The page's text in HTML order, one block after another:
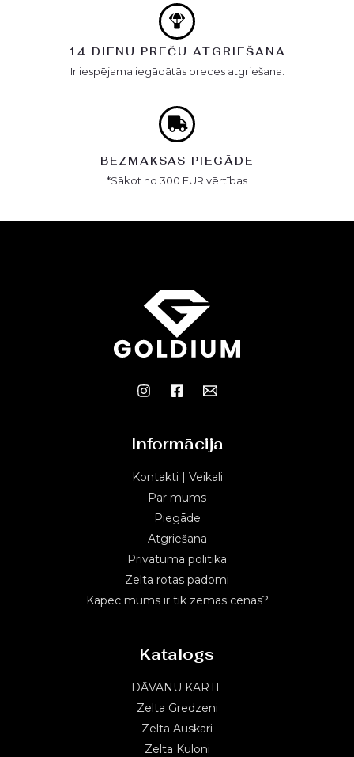
14 DIENU PREČU ATGRIEŠANA
Ir iespējama iegādātās preces atgriešana.
BEZMAKSAS PIEGĀDE
*Sākot no 300 EUR vērtības
Informācija
Kontakti | Veikali
Par mums
Piegāde
Atgriešana
Privātuma politika
Zelta rotas padomi
Kāpēc mūms ir tik zemas cenas?
Katalogs
DĀVANU KARTE
Zelta Gredzeni
Zelta Auskari
Zelta Kuloni